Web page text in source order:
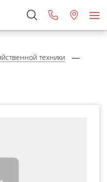
техники